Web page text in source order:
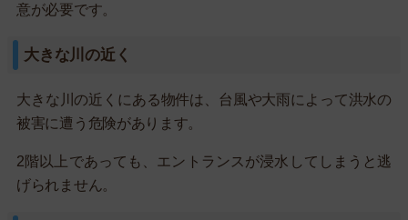
意が必要です。
大きな川の近く
大きな川の近くにある物件は、台風や大雨によって洪水の
被害に遭う危険があります。
2階以上であっても、エントランスが浸水してしまうと逃
げられません。